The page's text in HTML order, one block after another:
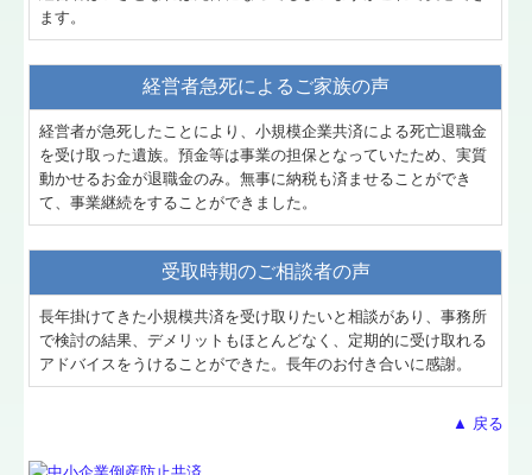
ます。
経営者急死によるご家族の声
経営者が急死したことにより、小規模企業共済による死亡退職金
を受け取った遺族。預金等は事業の担保となっていたため、実質
動かせるお金が退職金のみ。無事に納税も済ませることができ
て、事業継続をすることができました。
受取時期のご相談者の声
長年掛けてきた小規模共済を受け取りたいと相談があり、事務所
で検討の結果、デメリットもほとんどなく、定期的に受け取れる
アドバイスをうけることができた。長年のお付き合いに感謝。
▲ 戻る